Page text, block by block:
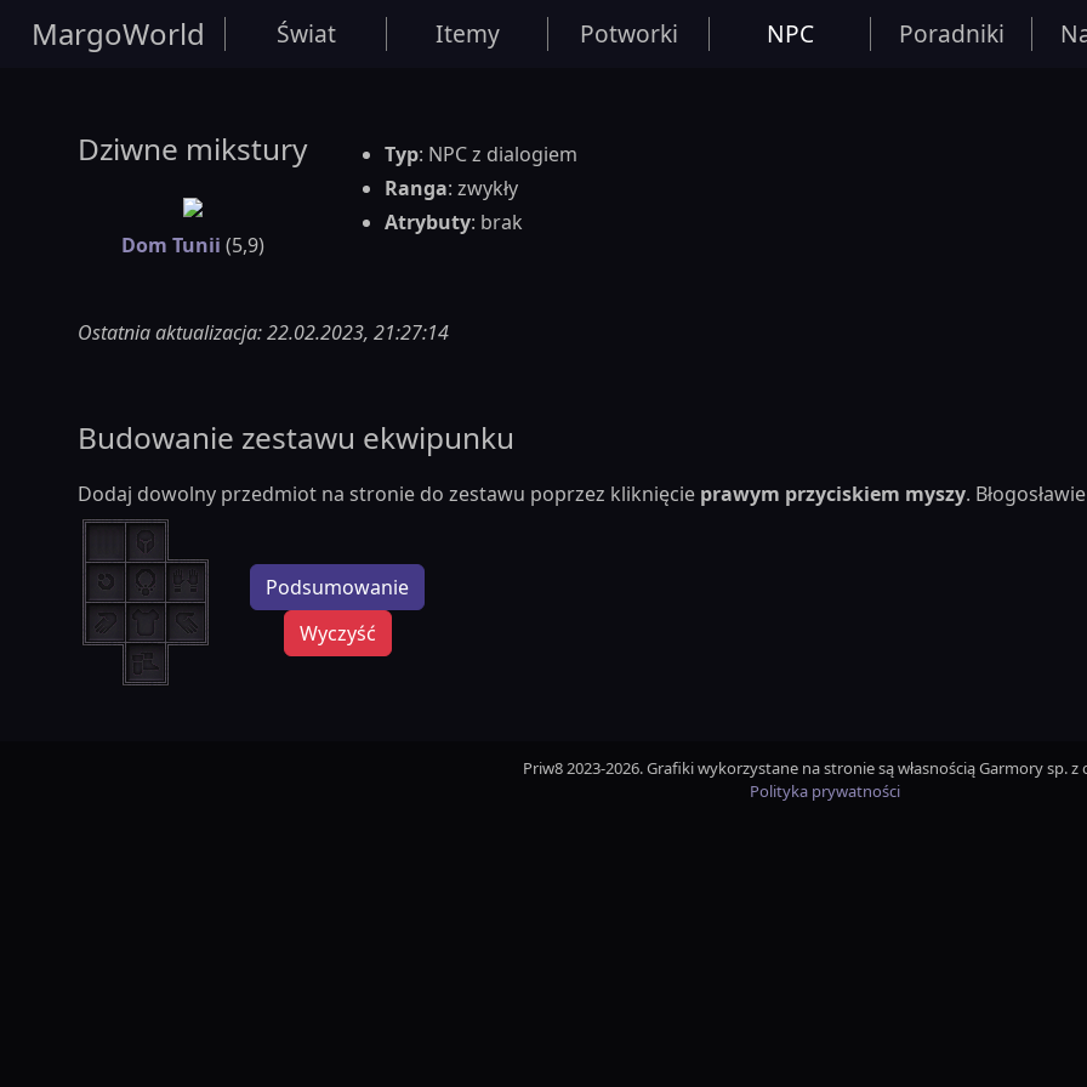
MargoWorld Świat Itemy Potworki NPC Poradniki
Dziwne mikstury
Dom Tunii (5,9)
Typ: NPC z dialogiem
Ranga: zwykły
Atrybuty: brak
Ostatnia aktualizacja: 22.02.2023, 21:27:14
Budowanie zestawu ekwipunku
Dodaj dowolny przedmiot na stronie do zestawu poprzez kliknięcie prawym przyciskiem myszy.
Podsumowanie
Wyczyść
Priw8 2023-2026. Grafiki wykorzystane na stronie są własnością Garmory sp. z
Polityka prywatności